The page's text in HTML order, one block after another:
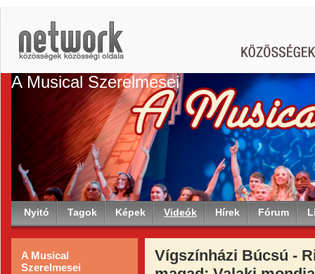
A Musical Szerelmesei
Nyitó Tagok Képek Videók Hírek Fórum
A Musical
Szerelmesei
Vígszínházi Búcsú -